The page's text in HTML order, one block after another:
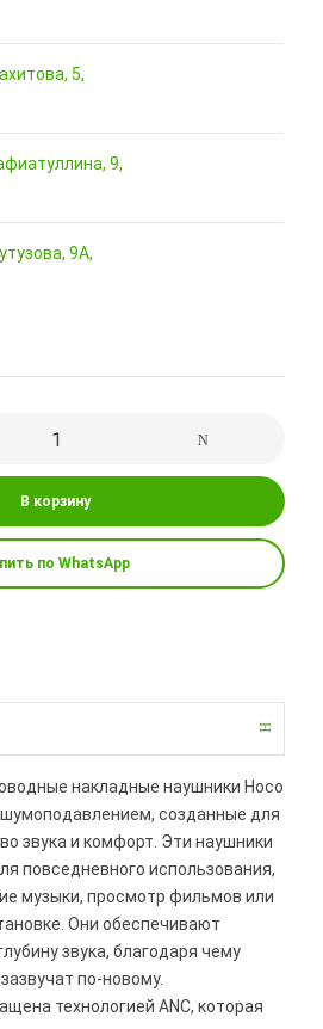
5,
9,
9А,
В корзину
по WhatsApp
накладные наушники Hoco
созданные для
звука и комфорт. Эти наушники
повседневного использования,
музыки, просмотр фильмов или
Они обеспечивают
звука, благодаря чему
по-новому.
технологией ANC, которая